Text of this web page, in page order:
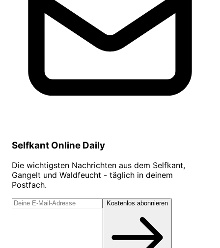
Selfkant Online Daily
Die wichtigsten Nachrichten aus dem Selfkant,
Gangelt und Waldfeucht - täglich in deinem
Postfach.
Kostenlos abonnieren